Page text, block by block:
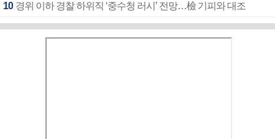
10 경위 이하 경찰 하위직 ‘중수청 러시’ 전망…檢 기피와 대조